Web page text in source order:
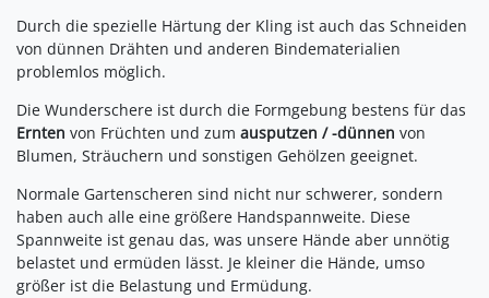
Durch die spezielle Härtung der Kling ist auch das Schneiden
von dünnen Drähten und anderen Bindematerialien
problemlos möglich.
Die Wunderschere ist durch die Formgebung bestens für das
Ernten von Früchten und zum ausputzen / -dünnen von
Blumen, Sträuchern und sonstigen Gehölzen geeignet.
Normale Gartenscheren sind nicht nur schwerer, sondern
haben auch alle eine größere Handspannweite. Diese
Spannweite ist genau das, was unsere Hände aber unnötig
belastet und ermüden lässt. Je kleiner die Hände, umso
größer ist die Belastung und Ermüdung.